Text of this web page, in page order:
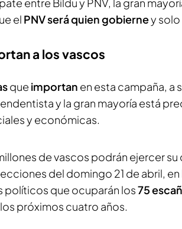
el PNV será quien gobierney solo
a los vascos
que importan en esta campaña, a
y la gran mayoría está
y económicas.
de vascos podrán ejercer
del domingo 21 de abril, en
políticos que ocuparán los75
próximos cuatro años.